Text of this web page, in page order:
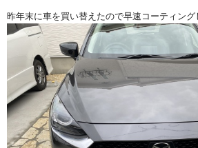
昨年末に車を買い替えたので早速コーティング